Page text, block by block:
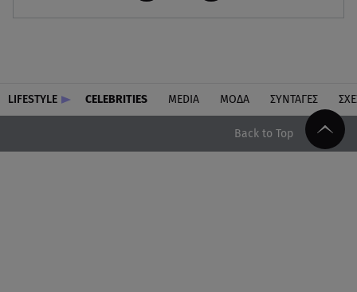
LIFESTYLE CELEBRITIES MEDIA ΜΟΔΑ ΣΥΝΤΑΓΕΣ
Back to Top